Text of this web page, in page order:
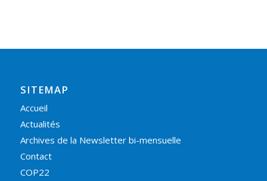
SITEMAP
Accueil
Actualités
Archives de la Newsletter bi-mensuelle
Contact
COP22